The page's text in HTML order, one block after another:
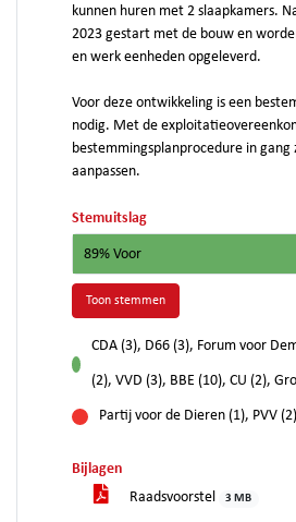
kunnen huren met 2 slaapkamers.
2023 gestart met de bouw en
en werk eenheden opgeleverd.
Voor deze ontwikkeling is een
nodig. Met de
bestemmingsplanprocedure in
aanpassen.
Stemuitslag
89% Voor
Toon stemmen
voor
CDA (3), D66 (3), Forum voor
(2), VVD (3), BBE (10), CU (2),
Partij voor de Dieren (1), PVV
Bijlagen
Raadsvoorstel
3 MB